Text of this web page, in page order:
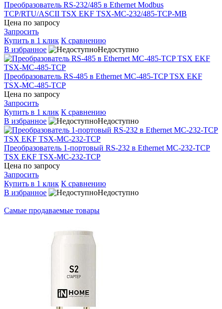
Преобразователь RS-232/485 в Ethernet Modbus
TCP/RTU/ASCII TSX EKF TSX-MC-232/485-TCP-MB
Цена по запросу
Запросить
Купить в 1 клик К сравнению
В избранное
Недоступно
Преобразователь RS-485 в Ethernet MC-485-TCP TSX EKF
TSX-MC-485-TCP
Цена по запросу
Запросить
Купить в 1 клик К сравнению
В избранное
Недоступно
Преобразователь 1-портовый RS-232 в Ethernet MC-232-TCP
TSX EKF TSX-MC-232-TCP
Цена по запросу
Запросить
Купить в 1 клик К сравнению
В избранное
Недоступно
Самые продаваемые товары